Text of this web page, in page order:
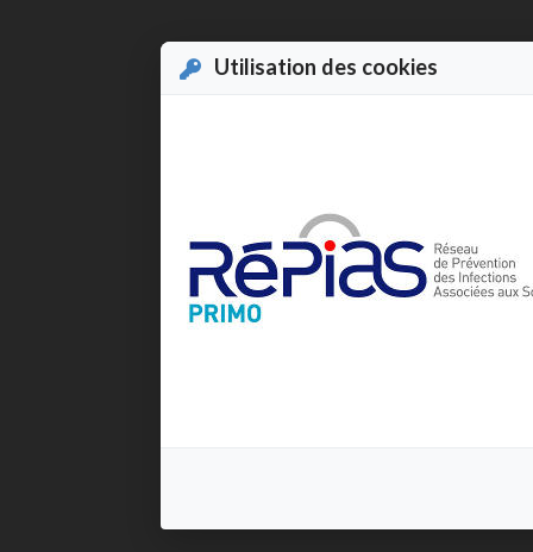
Utilisation des cookies